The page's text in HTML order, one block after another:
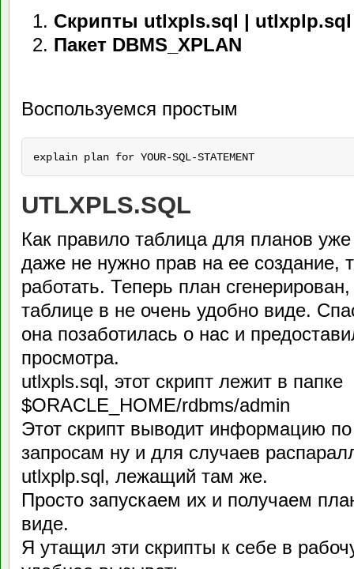
Скрипты utlxpls.sql | utlxplp.sql
Пакет DBMS_XPLAN
Воспользуемся простым
explain plan for YOUR-SQL-STATEMENT
UTLXPLS.SQL
Как правило таблица для планов
даже не нужно прав на ее создание,
работать. Теперь план
таблице в не очень удобно виде.
она позаботилась о нас и
просмотра.
utlxpls.sql, этот скрипт лежит в папке
$ORACLE_HOME/rdbms/admin
Этот скрипт выводит информацию
запросам ну и для случаев
utlxplp.sql, лежащий там же.
Просто запускаем их и получаем
виде.
Я утащил эти скрипты к себе в